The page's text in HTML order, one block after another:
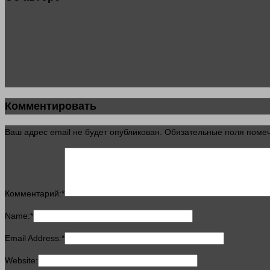
Комментировать
Ваш адрес email не будет опубликован. Обязательные поля
Комментарий:*
Name:*
Email Address:*
Website: